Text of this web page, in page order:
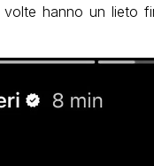
hanno un lieto